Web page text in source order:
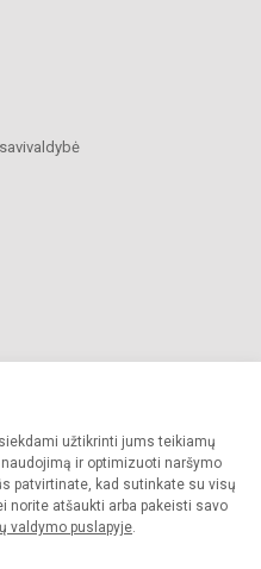
užtikrinti jums teikiamų
ir optimizuoti naršymo
patvirtinate, kad sutinkate su visų
norite atšaukti arba pakeisti savo
valdymo puslapyje.
Visos teisės saugomos.
sutikimo griežtai draudžiama.
Slapukų valdymas